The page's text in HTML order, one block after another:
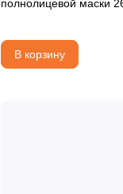
полнолицевой маски
В корзину